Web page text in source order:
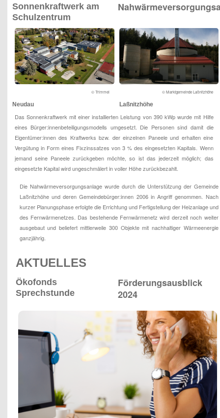
Sonnenkraftwerk am
Schulzentrum
© Trimmel © Marktgemeinde Laßnitzhöhe
Neudau Laßnitzhöhe
Das Sonnenkraftwerk mit einer installierten Leistung von 390 kWp wurde mit Hilfe
eines Bürger:innenbeteiligungsmodells umgesetzt. Die Personen sind damit die
Eigentümer:innen des Kraftwerks bzw. der einzelnen Paneele und erhalten eine
Vergütung in Form eines Fixzinssatzes von 3 % des eingesetzten Kapitals. Wenn
jemand seine Paneele zurückgeben möchte, so ist das jederzeit möglich; das
eingesetzte Kapital wird ungeschmälert in voller Höhe zurückbezahlt.
Die Nahwärmeversorgungsanlage wurde durch die Unterstützung der Gemeinde
Laßnitzhöhe und deren Gemeindebürger:innen 2006 in Angriff genommen. Nach
kurzer Planungsphase erfolgte die Errichtung und Fertigstellung der Heizanlage und
des Fernwärmenetzes. Das bestehende Fernwärmenetz wird derzeit noch weiter
ausgebaut und beliefert mittlerweile 300 Objekte mit nachhaltiger Wärmeenergie
ganzjährig.
AKTUELLES
Ökofonds
Sprechstunde
Förderungsausblick
2024